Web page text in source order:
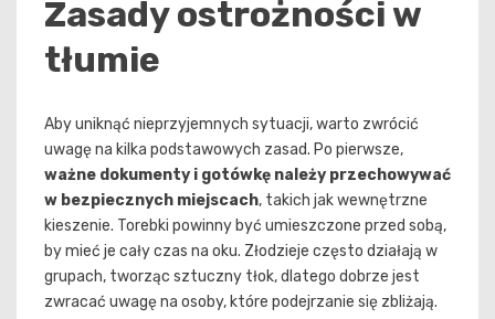
Zasady ostrożności w
tłumie
Aby uniknąć nieprzyjemnych sytuacji, warto zwrócić
uwagę na kilka podstawowych zasad. Po pierwsze,
ważne dokumenty i gotówkę należy przechowywać
w bezpiecznych miejscach, takich jak wewnętrzne
kieszenie. Torebki powinny być umieszczone przed sobą,
by mieć je cały czas na oku. Złodzieje często działają w
grupach, tworząc sztuczny tłok, dlatego dobrze jest
zwracać uwagę na osoby, które podejrzanie się zbliżają.